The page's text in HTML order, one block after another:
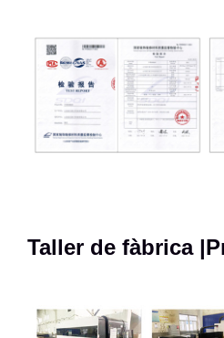
Taller de fàbrica